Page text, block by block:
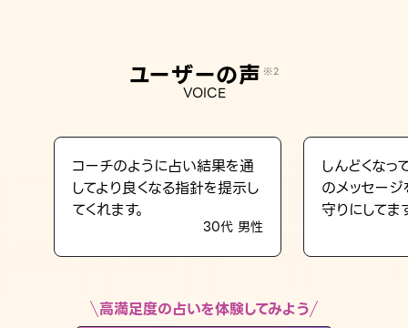
LINE占いを開く
※LINEアプリ内のサービスページへ遷移します
ユーザーの声 ※2
VOICE
コーチのように占い結果を通
してより良くなる指針を提示し
てくれます。
30代 男性
しんどくなっ
のメッセー
守りにしてま
高満足度の占いを体験してみよう